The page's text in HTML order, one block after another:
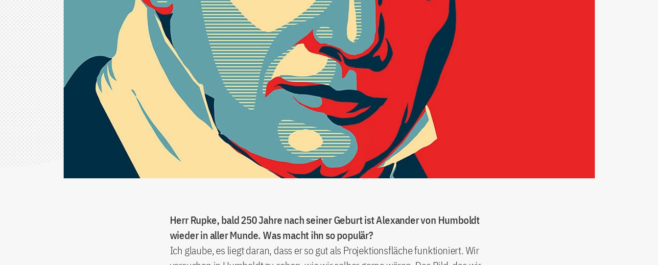
Herr Rupke, bald 250 Jahre nach seiner Geburt ist Alexander von Humboldt
wieder in aller Munde. Was macht ihn so populär?
Ich glaube, es liegt daran, dass er so gut als Projektionsfläche funktioniert. Wir